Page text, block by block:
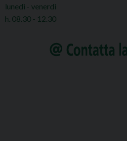
lunedì - venerdì
h. 08.30 - 12.30